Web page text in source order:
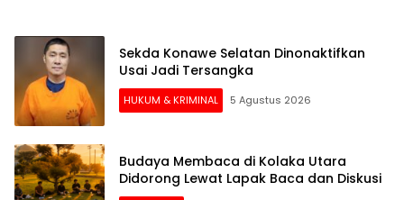
Sekda Konawe Selatan Dinonaktifkan
Usai Jadi Tersangka
HUKUM & KRIMINAL 5 Agustus 2026
Budaya Membaca di Kolaka Utara
Didorong Lewat Lapak Baca dan Diskusi